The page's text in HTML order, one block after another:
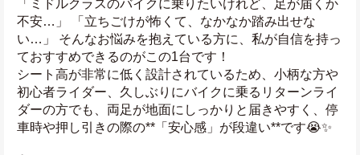
「ミドルクラスのバイクに乗りたいけれど、足が届くか
不安…」 「立ちごけが怖くて、なかなか踏み出せな
い…」 そんなお悩みを抱えている方に、私が自信を持っ
ておすすめできるのがこの1台です！
シート高が非常に低く設計されているため、小柄な方や
初心者ライダー、久しぶりにバイクに乗るリターンライ
ダーの方でも、両足が地面にしっかりと届きやすく、停
車時や押し引きの際の**「安心感」が段違い**です😭✨